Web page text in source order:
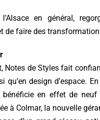
en général,
de faire des
Notes de Styles fait
qu’en design d’espace.
bénéficie en effet de
à Colmar, la nouvelle